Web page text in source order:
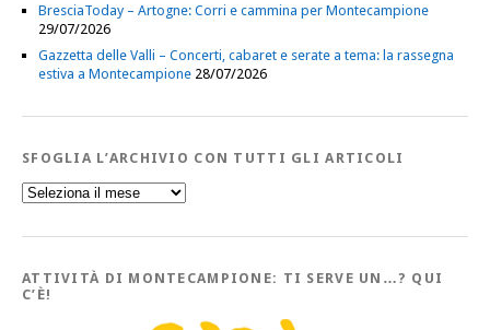
BresciaToday – Artogne: Corri e cammina per Montecampione
29/07/2026
Gazzetta delle Valli – Concerti, cabaret e serate a tema: la rassegna
estiva a Montecampione 28/07/2026
SFOGLIA L’ARCHIVIO CON TUTTI GLI ARTICOLI
Sfoglia
l’Archivio
tutti
Articoli
ATTIVITÀ DI MONTECAMPIONE: TI SERVE UN…? QUI
C’È!